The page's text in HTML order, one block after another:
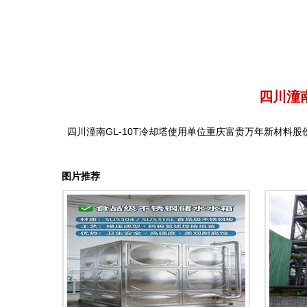
四川潼
四川潼南GL-10T冷却塔使用单位重庆富贵万年新材料股
图片推荐